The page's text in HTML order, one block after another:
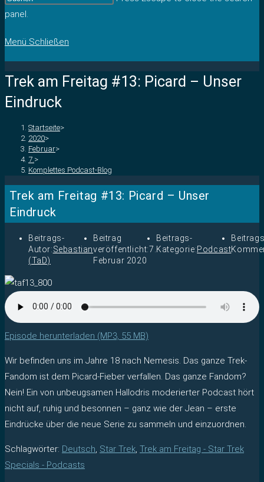
panel.
Menü Schließen
Trek am Freitag #13: Picard – Unser
Eindruck
Startseite>
2020>
Februar>
7. >
Komplettes Podcast-Blog
Trek am Freitag #13: Picard – Unser
Eindruck
Beitrags-
Autor:Sebastian
(TaD)
Beitrag
veröffentlicht:7.
Februar 2020
Beitrags-
Kategorie:Podcast
Episode herunterladen (MP3, 55 MB)
Wir befinden uns im Jahre 18 nach Nemesis. Das ganze Trek-
Fandom ist dem Picard-Fieber verfallen. Das ganze Fandom?
Nein! Ein von unbeugsamen Hallodris moderierter Podcast hört
nicht auf, ruhig und besonnen – ganz wie der Jean – erste
Eindrücke über die neue Serie zu sammeln und einzuordnen.
Schlagwörter: Deutsch, Star Trek, Trek am Freitag - Star Trek
Specials - Podcasts